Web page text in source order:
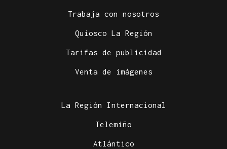
Trabaja con nosotros
Quiosco La Región
Tarifas de publicidad
Venta de imágenes
La Región Internacional
Telemiño
Atlántico